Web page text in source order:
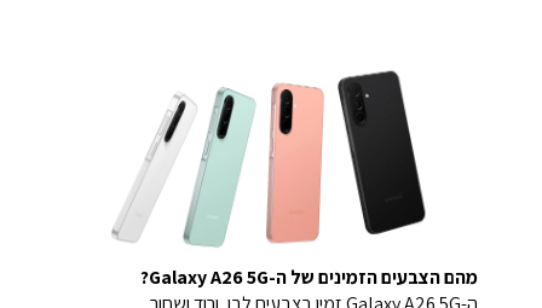
מהם הצבעים הזמינים של ה-Galaxy A26 5G?